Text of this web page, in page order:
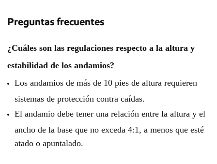
Preguntas frecuentes
¿Cuáles son las regulaciones respecto a la altura y
estabilidad de los andamios?
Los andamios de más de 10 pies de altura requieren
sistemas de protección contra caídas.
El andamio debe tener una relación entre la altura y el
ancho de la base que no exceda 4:1, a menos que esté
atado o apuntalado.